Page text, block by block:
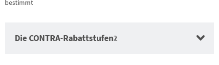
bestimmt
Die CONTRA-Rabattstufen2